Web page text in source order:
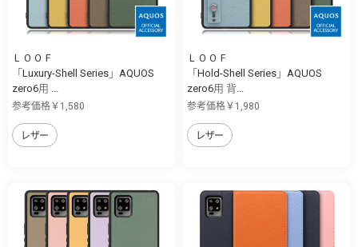
ＬＯＯＦ
「Luxury-Shell Series」AQUOS
zero6用 ...
参考価格￥1,580
レザー
ＬＯＯＦ
「Hold-Shell Series」AQUOS
zero6用 背...
参考価格￥1,980
レザー